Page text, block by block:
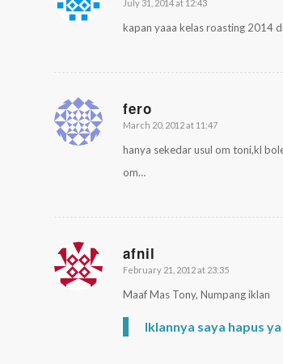
says:
July 31, 2014 at 12:43
kapan yaaa kelas roasting 2014
fero
says:
March 20, 2012 at 11:47
hanya sekedar usul om toni,kl
om…
afnil
says:
February 21, 2012 at 23:35
Maaf Mas Tony, Numpang iklan
Iklannya saya hapus